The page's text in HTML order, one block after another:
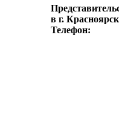
в г.
Телефон: